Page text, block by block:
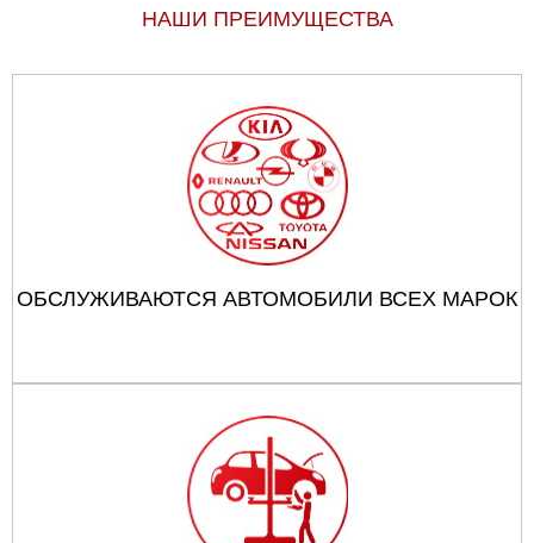
НАШИ ПРЕИМУЩЕСТВА
ОБСЛУЖИВАЮТСЯ АВТОМОБИЛИ ВСЕХ МАРОК